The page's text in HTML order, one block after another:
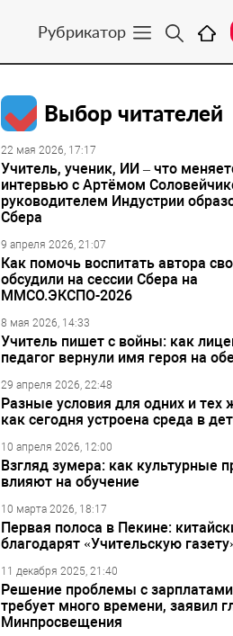
Рубрикатор
Выбор читателей
22 мая 2026, 17:17
Учитель, ученик, ИИ – что
интервью с Артёмом
руководителем Индустрии
Сбера
9 апреля 2026, 21:07
Как помочь воспитать автора
обсудили на сессии Сбера на
ММСО.ЭКСПО-2026
8 мая 2026, 14:33
Учитель пишет с войны: как
педагог вернули имя героя на
29 апреля 2026, 22:48
Разные условия для одних и тех
как сегодня устроена среда в
10 апреля 2026, 12:00
Взгляд зумера: как культурные
влияют на обучение
10 марта 2026, 18:17
Первая полоса в Пекине:
благодарят «Учительскую
11 декабря 2025, 21:40
Решение проблемы с
требует много времени, заявил
Минпросвещения